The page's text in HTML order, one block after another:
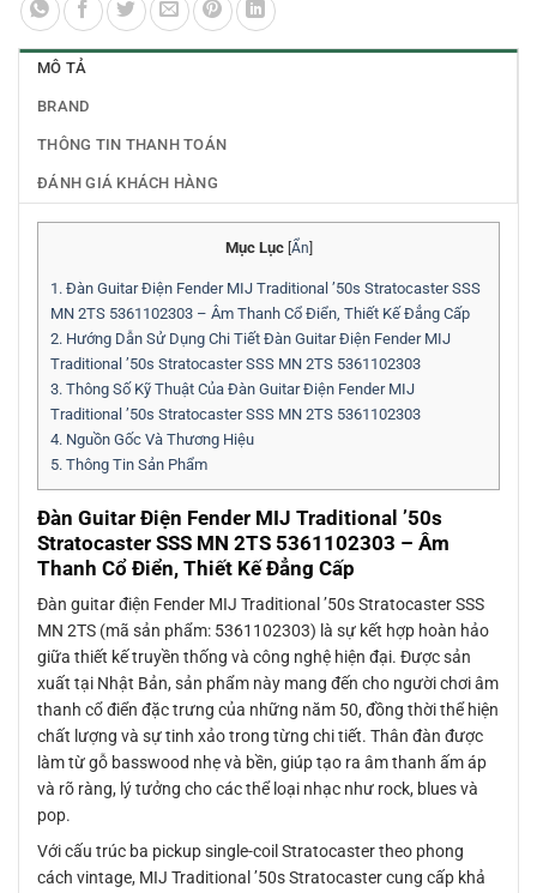
MÔ TẢ
BRAND
THÔNG TIN THANH TOÁN
ĐÁNH GIÁ KHÁCH HÀNG
Mục Lục [Ẩn]
1. Đàn Guitar Điện Fender MIJ Traditional ’50s Stratocaster SSS
MN 2TS 5361102303 – Âm Thanh Cổ Điển, Thiết Kế Đẳng Cấp
2. Hướng Dẫn Sử Dụng Chi Tiết Đàn Guitar Điện Fender MIJ
Traditional ’50s Stratocaster SSS MN 2TS 5361102303
3. Thông Số Kỹ Thuật Của Đàn Guitar Điện Fender MIJ
Traditional ’50s Stratocaster SSS MN 2TS 5361102303
4. Nguồn Gốc Và Thương Hiệu
5. Thông Tin Sản Phẩm
Đàn Guitar Điện Fender MIJ Traditional ’50s
Stratocaster SSS MN 2TS 5361102303 – Âm
Thanh Cổ Điển, Thiết Kế Đẳng Cấp
Đàn guitar điện Fender MIJ Traditional ’50s Stratocaster SSS
MN 2TS (mã sản phẩm: 5361102303) là sự kết hợp hoàn hảo
giữa thiết kế truyền thống và công nghệ hiện đại. Được sản
xuất tại Nhật Bản, sản phẩm này mang đến cho người chơi âm
thanh cổ điển đặc trưng của những năm 50, đồng thời thể hiện
chất lượng và sự tinh xảo trong từng chi tiết. Thân đàn được
làm từ gỗ basswood nhẹ và bền, giúp tạo ra âm thanh ấm áp
và rõ ràng, lý tưởng cho các thể loại nhạc như rock, blues và
pop.
Với cấu trúc ba pickup single-coil Stratocaster theo phong
cách vintage, MIJ Traditional ’50s Stratocaster cung cấp khả